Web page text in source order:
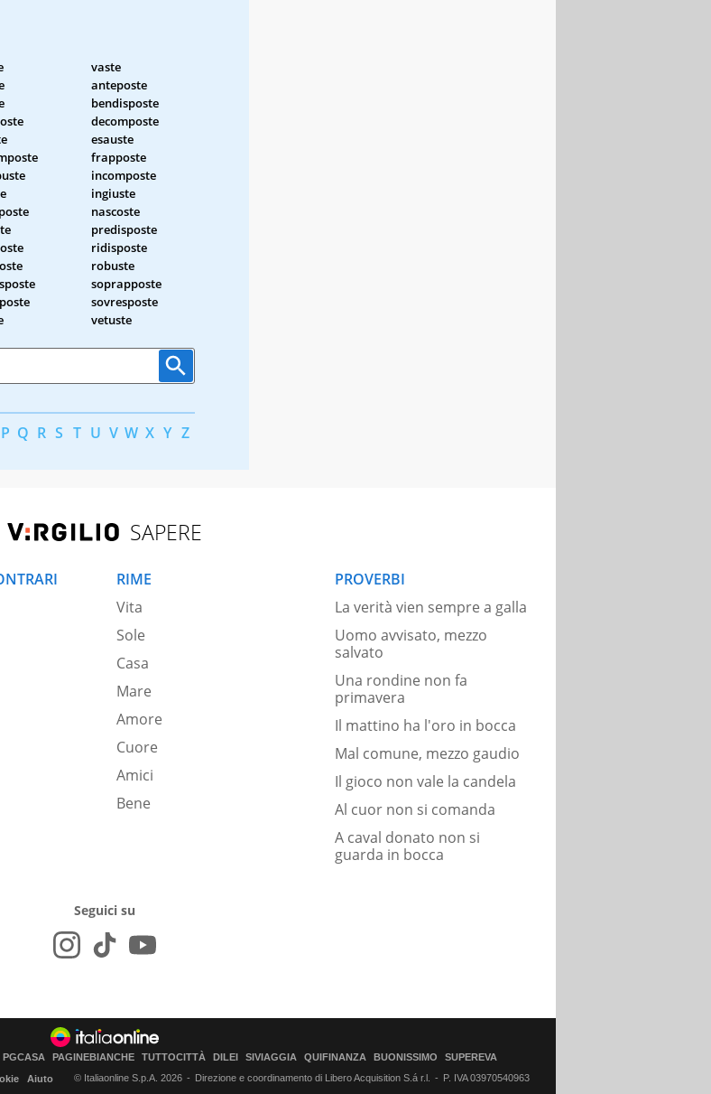
vaste
anteposte
bendisposte
decomposte
esauste
frapposte
incomposte
ingiuste
nascoste
predisposte
ridisposte
robuste
soprapposte
sovresposte
vetuste
P Q R S T U V W X Y Z
SAPERE
RIME
Vita
Sole
Casa
Mare
Amore
Cuore
Amici
Bene
PROVERBI
La verità vien sempre a galla
Uomo avvisato, mezzo
salvato
Una rondine non fa
primavera
Il mattino ha l'oro in bocca
Mal comune, mezzo gaudio
Il gioco non vale la candela
Al cuor non si comanda
A caval donato non si
guarda in bocca
Seguici su
PGCASA PAGINEBIANCHE TUTTOCITTÀ DILEI SIVIAGGIA QUIFINANZA BUONISSIMO
SUPEREVA
Aiuto © Italiaonline S.p.A. 2026 Direzione e coordinamento di Libero Acquisition S.á r.l. P. IVA 03970540963